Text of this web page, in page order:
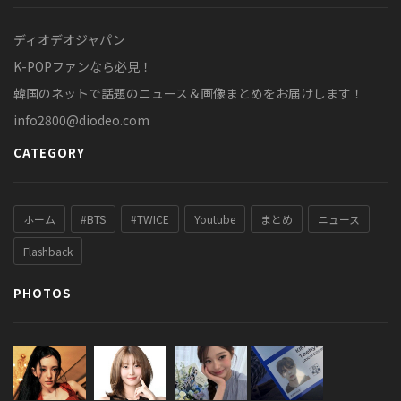
ディオデオジャパン
K-POPファンなら必見！
韓国のネットで話題のニュース＆画像まとめをお届けします！
info2800@diodeo.com
CATEGORY
ホーム #BTS #TWICE Youtube まとめ ニュース
Flashback
PHOTOS